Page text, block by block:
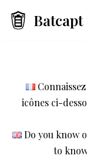
Aller
Batcapt
icônes ci-
Do you know
to